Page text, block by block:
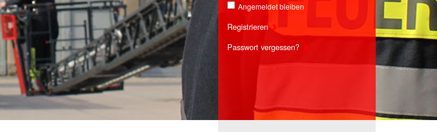
Angemeldet bleiben
Registrieren
Passwort vergessen?